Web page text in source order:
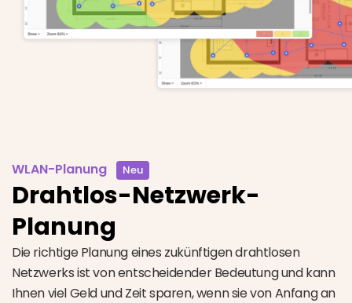
WLAN-Planung Neu
Drahtlos-Netzwerk-
Planung
Die richtige Planung eines zukünftigen drahtlosen
Netzwerks ist von entscheidender Bedeutung und kann
Ihnen viel Geld und Zeit sparen, wenn sie von Anfang an